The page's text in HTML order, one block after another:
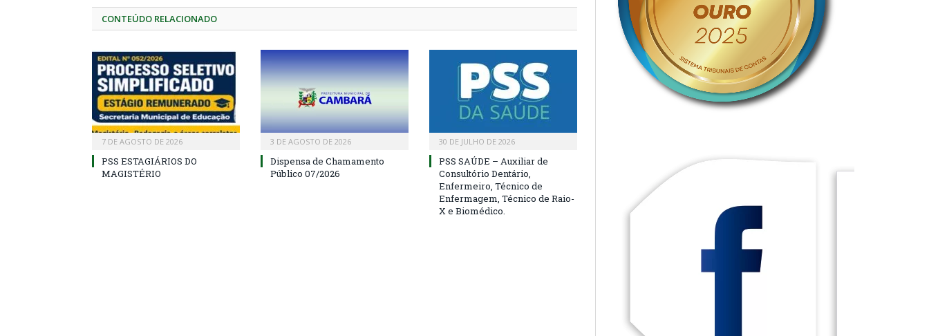
CONTEÚDO RELACIONADO
7 DE AGOSTO DE 2026
PSS ESTAGIÁRIOS DO
MAGISTÉRIO
3 DE AGOSTO DE 2026
Dispensa de Chamamento
Público 07/2026
30 DE JULHO DE 2026
PSS SAÚDE – Auxiliar de
Consultório Dentário,
Enfermeiro, Técnico de
Enfermagem, Técnico de Raio-
X e Biomédico.